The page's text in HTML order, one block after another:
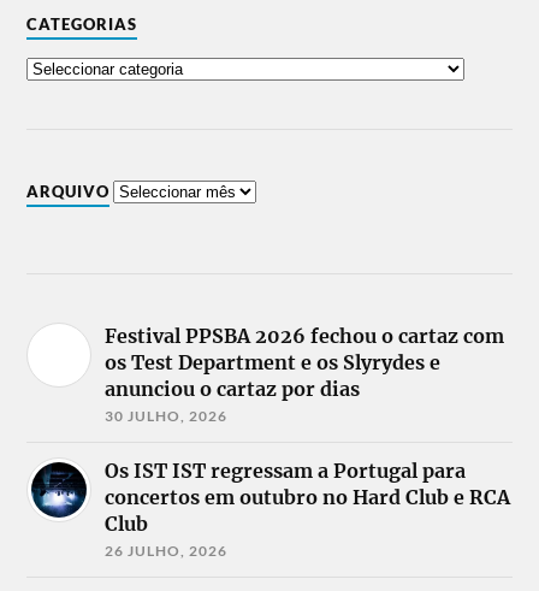
CATEGORIAS
ARQUIVO
Festival PPSBA 2026 fechou o cartaz com
os Test Department e os Slyrydes e
anunciou o cartaz por dias
30 JULHO, 2026
Os IST IST regressam a Portugal para
concertos em outubro no Hard Club e RCA
Club
26 JULHO, 2026